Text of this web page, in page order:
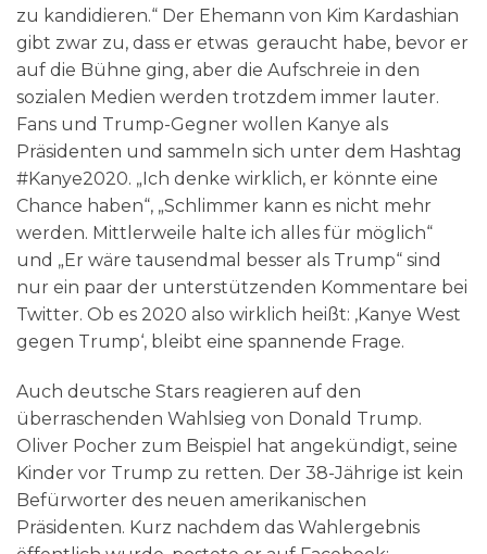
zu kandidieren.“ Der Ehemann von Kim Kardashian
gibt zwar zu, dass er etwas geraucht habe, bevor er
auf die Bühne ging, aber die Aufschreie in den
sozialen Medien werden trotzdem immer lauter.
Fans und Trump-Gegner wollen Kanye als
Präsidenten und sammeln sich unter dem Hashtag
#Kanye2020. „Ich denke wirklich, er könnte eine
Chance haben“, „Schlimmer kann es nicht mehr
werden. Mittlerweile halte ich alles für möglich“
und „Er wäre tausendmal besser als Trump“ sind
nur ein paar der unterstützenden Kommentare bei
Twitter. Ob es 2020 also wirklich heißt: ‚Kanye West
gegen Trump‘, bleibt eine spannende Frage.
Auch deutsche Stars reagieren auf den
überraschenden Wahlsieg von Donald Trump.
Oliver Pocher zum Beispiel hat angekündigt, seine
Kinder vor Trump zu retten. Der 38-Jährige ist kein
Befürworter des neuen amerikanischen
Präsidenten. Kurz nachdem das Wahlergebnis